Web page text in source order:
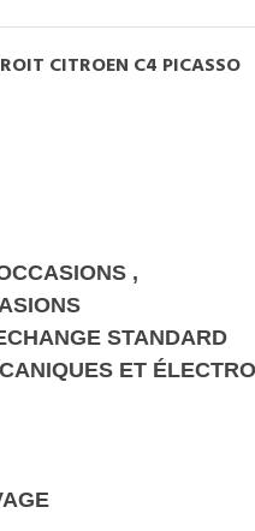
CITROEN C4 PICASSO
,
STANDARD
ET